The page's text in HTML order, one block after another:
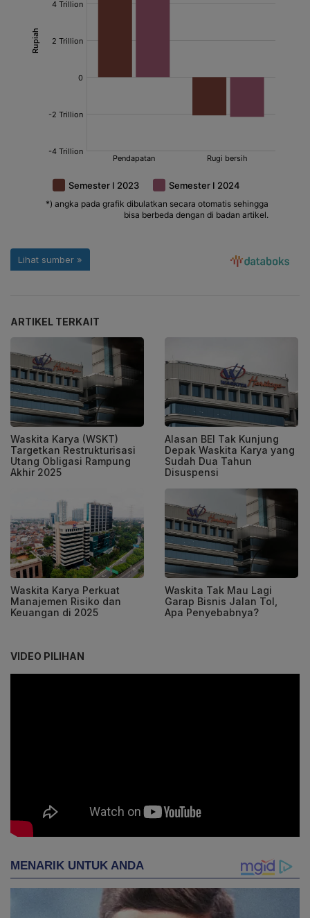
ARTIKEL TERKAIT
Waskita Karya (WSKT)
Targetkan Restrukturisasi
Utang Obligasi Rampung
Akhir 2025
Alasan BEI Tak Kunjung
Depak Waskita Karya yang
Sudah Dua Tahun
Disuspensi
Waskita Karya Perkuat
Manajemen Risiko dan
Keuangan di 2025
Waskita Tak Mau Lagi
Garap Bisnis Jalan Tol,
Apa Penyebabnya?
VIDEO PILIHAN